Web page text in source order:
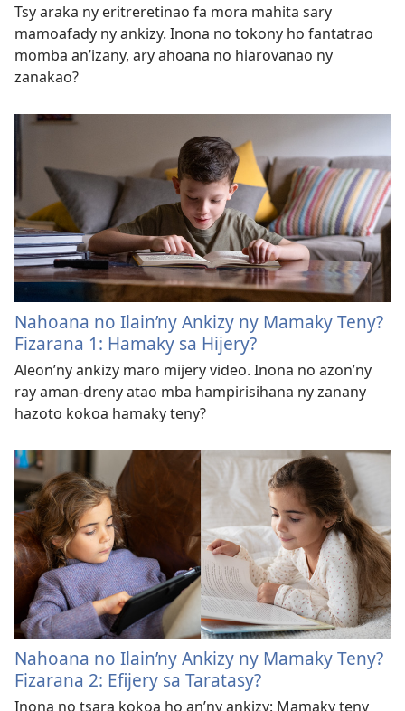
Tsy araka ny eritreretinao fa mora mahita sary
mamoafady ny ankizy. Inona no tokony ho fantatrao
momba an’izany, ary ahoana no hiarovanao ny
zanakao?
Nahoana no Ilain’ny Ankizy ny Mamaky Teny?
Fizarana 1: Hamaky sa Hijery?
Aleon’ny ankizy maro mijery video. Inona no azon’ny
ray aman-dreny atao mba hampirisihana ny zanany
hazoto kokoa hamaky teny?
Nahoana no Ilain’ny Ankizy ny Mamaky Teny?
Fizarana 2: Efijery sa Taratasy?
Inona no tsara kokoa ho an’ny ankizy: Mamaky teny